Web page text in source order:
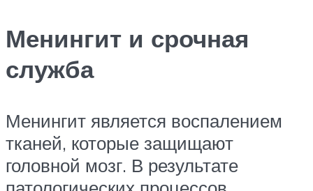
Менингит и срочная
служба
Менингит является воспалением
тканей, которые защищают
головной мозг. В результате